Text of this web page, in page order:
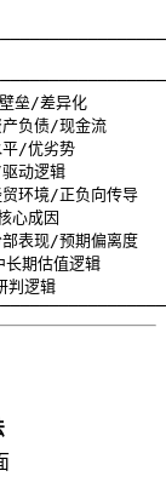
/壁垒/差异化
产负债/现金流
水平/优劣势
/驱动逻辑
环境/正负向传导
/核心成因
表现/预期偏离度
长期估值逻辑
研判逻辑